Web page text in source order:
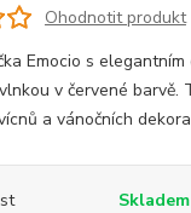
Ohodnotit produkt
Emocio s
v červené barvě.
a vánočních